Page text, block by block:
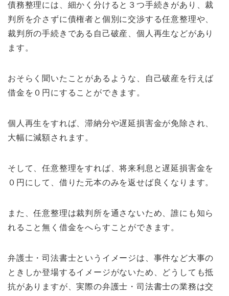
債務整理には、細かく分けると３つ手続きがあり、裁
判所を介さずに債権者と個別に交渉する任意整理や、
裁判所の手続きである自己破産、個人再生などがあり
ます。
おそらく聞いたことがあるような、自己破産を行えば
借金を０円にすることができます。
個人再生をすれば、滞納分や遅延損害金が免除され、
大幅に減額されます。
そして、任意整理をすれば、将来利息と遅延損害金を
０円にして、借りた元本のみを返せば良くなります。
また、任意整理は裁判所を通さないため、誰にも知ら
れること無く借金をへらすことができます。
弁護士・司法書士というイメージは、事件など大事の
ときしか登場するイメージがないため、どうしても抵
抗がありますが、実際の弁護士・司法書士の業務は交